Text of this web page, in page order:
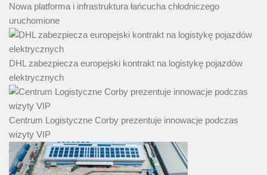
Nowa platforma i infrastruktura łańcucha chłodniczego
uruchomione
DHL zabezpiecza europejski kontrakt na logistykę pojazdów
elektrycznych
Centrum Logistyczne Corby prezentuje innowacje podczas
wizyty VIP